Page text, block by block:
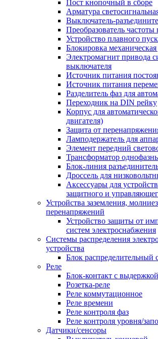
Пост кнопочный в сборе
Арматура
Выключатель-
Преобразователь
Устройство плавного
Блокировка
Электромагнит привода
выключателя
Источник питания
Источник питания
Разделитель фаз для
Переходник на DIN рейку
Корпус для
двигателя)
Защита от
Ламподержатель для
Элемент передний
Трансформатор
Блок-линия
Дроссель для
Аксессуары для
защитного и
Устройства заземления,
перенапряжений
Устройство защиты от
систем электроснабжения
Системы распределения
устройства
Блок
Реле
Блок-контакт с
Розетка-реле
Реле коммутационное
Реле времени
Реле контроля фаз
Реле контроля уровня/
Датчики/сенсоры